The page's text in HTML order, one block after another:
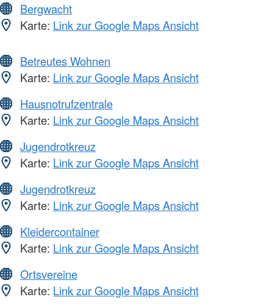
Bergwacht
Karte: Link zur Google Maps Ansicht
Betreutes Wohnen
Karte: Link zur Google Maps Ansicht
Hausnotrufzentrale
Karte: Link zur Google Maps Ansicht
Jugendrotkreuz
Karte: Link zur Google Maps Ansicht
Jugendrotkreuz
Karte: Link zur Google Maps Ansicht
Kleidercontainer
Karte: Link zur Google Maps Ansicht
Ortsvereine
Karte: Link zur Google Maps Ansicht